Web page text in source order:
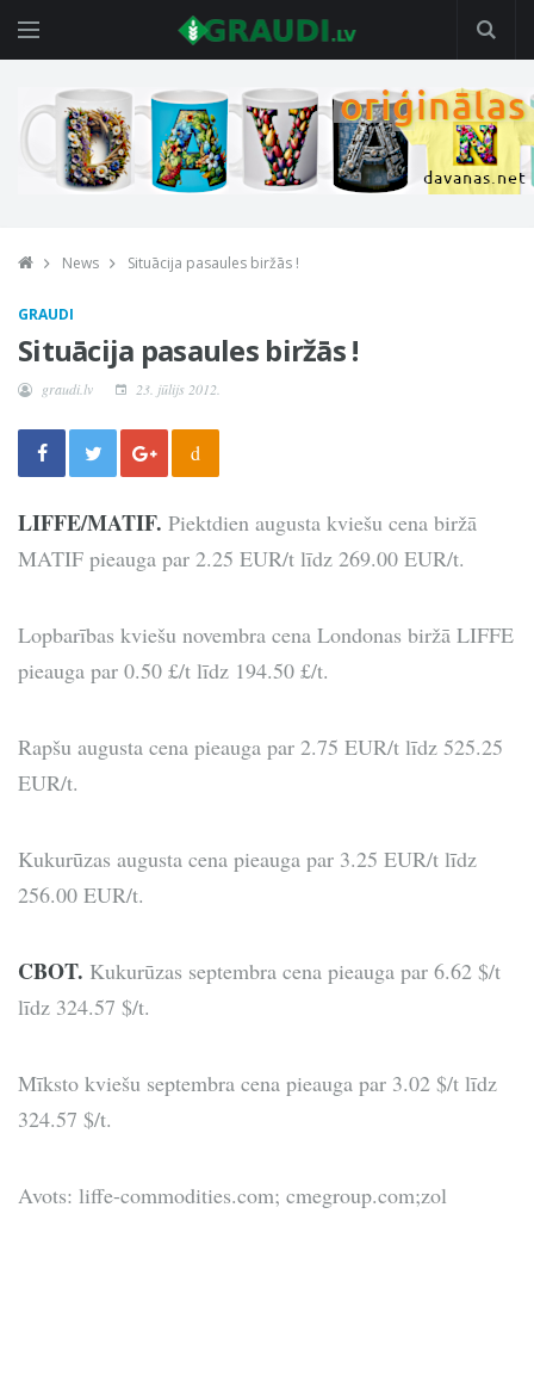
News Situācija pasaules biržās !
GRAUDI
Situācija pasaules biržās !
graudi.lv 23. jūlijs 2012.
d
LIFFE/MATIF. Piektdien augusta kviešu cena biržā
MATIF pieauga par 2.25 EUR/t līdz 269.00 EUR/t.
Lopbarības kviešu novembra cena Londonas biržā LIFFE
pieauga par 0.50 £/t līdz 194.50 £/t.
Rapšu augusta cena pieauga par 2.75 EUR/t līdz 525.25
EUR/t.
Kukurūzas augusta cena pieauga par 3.25 EUR/t līdz
256.00 EUR/t.
CBOT. Kukurūzas septembra cena pieauga par 6.62 $/t
līdz 324.57 $/t.
Mīksto kviešu septembra cena pieauga par 3.02 $/t līdz
324.57 $/t.
Avots: liffe-commodities.com; cmegroup.com;zol